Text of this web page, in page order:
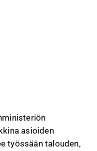
asioiden
työssään talouden,